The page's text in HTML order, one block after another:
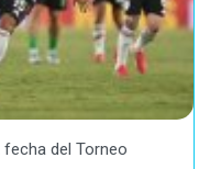
fecha del Torneo